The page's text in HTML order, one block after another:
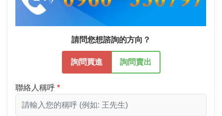
請問您想諮詢的方向？
詢問買進 詢問賣出
聯絡人稱呼